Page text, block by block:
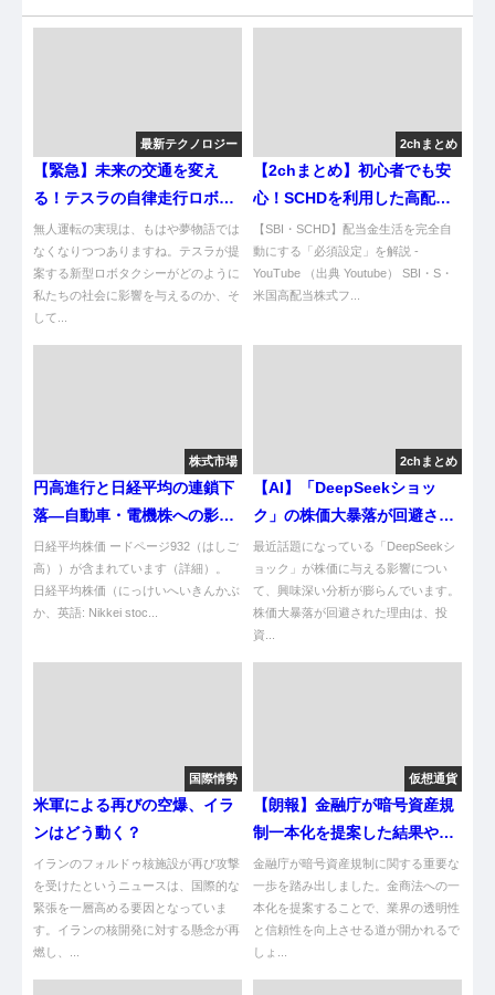
最新テクノロジー
【緊急】未来の交通を変え
る！テスラの自律走行ロボタ
クシー「Cybercab」と
「Robovan」の全貌
無人運転の実現は、もはや夢物語では
なくなりつつありますね。テスラが提
案する新型ロボタクシーがどのように
私たちの社会に影響を与えるのか、そ
して...
2chまとめ
【2chまとめ】初心者でも安
心！SCHDを利用した高配当
株投資ガイド
【SBI・SCHD】配当金生活を完全自
動にする「必須設定」を解説 -
YouTube （出典 Youtube） SBI・S・
米国高配当株式フ...
株式市場
円高進行と日経平均の連鎖下
落—自動車・電機株への影響
分析
日経平均株価 ードページ932（はしご
高））が含まれています（詳細）。
日経平均株価（にっけいへいきんかぶ
か、英語: Nikkei stoc...
2chまとめ
【AI】「DeepSeekショッ
ク」の株価大暴落が回避され
た理由 [エリオット★]
最近話題になっている「DeepSeekシ
ョック」が株価に与える影響につい
て、興味深い分析が膨らんでいます。
株価大暴落が回避された理由は、投
資...
国際情勢
米軍による再びの空爆、イラ
ンはどう動く？
イランのフォルドゥ核施設が再び攻撃
を受けたというニュースは、国際的な
緊張を一層高める要因となっていま
す。イランの核開発に対する懸念が再
燃し、...
仮想通貨
【朗報】金融庁が暗号資産規
制一本化を提案した結果やん
け！
金融庁が暗号資産規制に関する重要な
一歩を踏み出しました。金商法への一
本化を提案することで、業界の透明性
と信頼性を向上させる道が開かれるで
しょ...